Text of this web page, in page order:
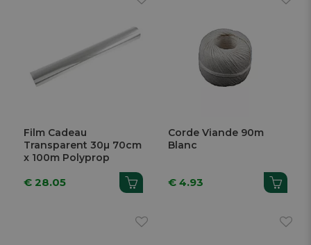
Film Cadeau
Transparent 30µ 70cm
x 100m Polyprop
€ 28.05
Corde Viande 90m
Blanc
€ 4.93